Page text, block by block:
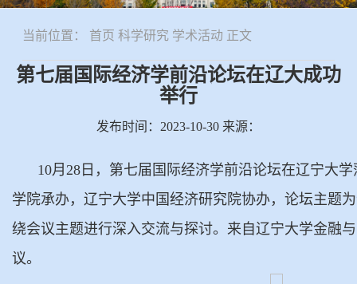
当前位置： 首页 科学研究 学术活动 正文
第七届国际经济学前沿论坛在辽大成功
举行
发布时间：2023-10-30 来源：
10月28日，第七届国际经济学前沿论坛在辽宁大
学院承办，辽宁大学中国经济研究院协办，论坛主题
绕会议主题进行深入交流与探讨。来自辽宁大学金融
议。